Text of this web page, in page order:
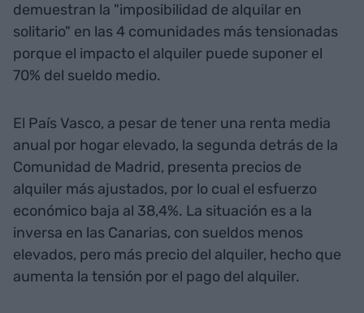
demuestran la "imposibilidad de alquilar en
solitario" en las 4 comunidades más tensionadas
porque el impacto el alquiler puede suponer el
70% del sueldo medio.
El País Vasco, a pesar de tener una renta media
anual por hogar elevado, la segunda detrás de la
Comunidad de Madrid, presenta precios de
alquiler más ajustados, por lo cual el esfuerzo
económico baja al 38,4%. La situación es a la
inversa en las Canarias, con sueldos menos
elevados, pero más precio del alquiler, hecho que
aumenta la tensión por el pago del alquiler.